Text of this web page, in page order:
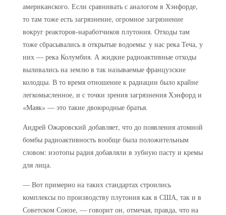
американского. Если сравнивать с аналогом в Хэнфорде,
то там тоже есть загрязнение, огромное загрязнение
вокруг реакторов-наработчиков плутония. Отходы там
тоже сбрасывались в открытые водоемы: у нас река Теча, у
них — река Колумбия. А жидкие радиоактивные отходы
выливались на землю в так называемые французские
колодцы. В то время отношение к радиации было крайне
легкомысленное, и с точки зрения загрязнения Хэнфорд и
«Маяк» — это такие двоюродные братья.
Андрей Ожаровский добавляет, что до появления атомной
бомбы радиоактивность вообще была положительным
словом: изотопы радия добавляли в зубную пасту и кремы
для лица.
— Вот примерно на таких стандартах строились
комплексы по производству плутония как в США, так и в
Советском Союзе, — говорит он, отмечая, правда, что на